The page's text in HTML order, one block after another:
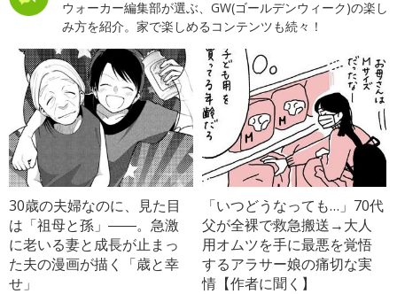
ウォーカー編集部が選ぶ、GW(ゴールデンウィーク)の楽し
み方を紹介。家で楽しめるコンテンツも続々！
30歳の夫婦なのに、見た目
は「祖母と孫」――。急激
に老いる妻と成長が止まっ
た夫の漫画が描く「歳と幸
せ」
「いつどうなっても…」70代
父が全裸で救急搬送→大人
用オムツを手に最悪を覚悟
するアラサー娘の痛切な実
情【作者に聞く】